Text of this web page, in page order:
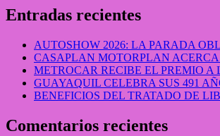
Entradas recientes
AUTOSHOW 2026: LA PARADA
CASAPLAN MOTORPLAN
METROCAR RECIBE EL PREMIO
GUAYAQUIL CELEBRA SUS 491
BENEFICIOS DEL TRATADO DE
Comentarios recientes